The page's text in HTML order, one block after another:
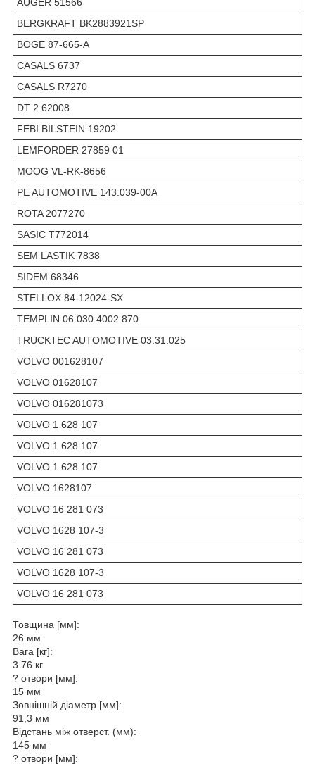
BERGKRAFT BK2883921SP
BOGE 87-665-A
CASALS 6737
CASALS R7270
DT 2.62008
FEBI BILSTEIN 19202
LEMFORDER 27859 01
MOOG VL-RK-8656
PE AUTOMOTIVE 143.039-00A
ROTA 2077270
SASIC T772014
SEM LASTIK 7838
SIDEM 68346
STELLOX 84-12024-SX
TEMPLIN 06.030.4002.870
TRUCKTEC AUTOMOTIVE 03.31.025
VOLVO 001628107
VOLVO 01628107
VOLVO 016281073
VOLVO 1 628 107
VOLVO 1 628 107
VOLVO 1 628 107
VOLVO 1628107
VOLVO 16 281 073
VOLVO 1628 107-3
VOLVO 16 281 073
VOLVO 1628 107-3
VOLVO 16 281 073
Товщина [мм]:
26 мм
Вага [кг]:
3.76 кг
? отвори [мм]:
15 мм
Зовнішній діаметр [мм]:
91,3 мм
Відстань між отверст. (мм):
145 мм
? отвори [мм]: